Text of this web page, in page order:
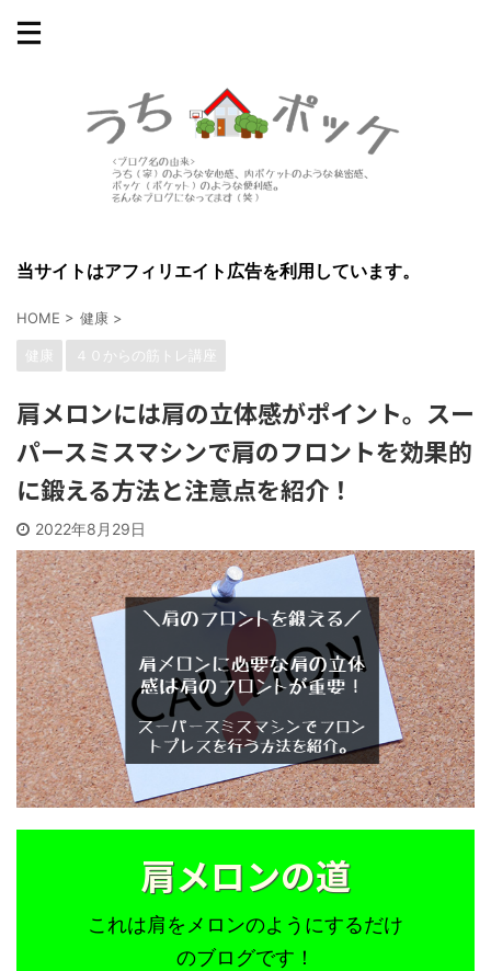
当サイトはアフィリエイト広告を利用しています。
HOME > 健康 >
健康 ４０からの筋トレ講座
肩メロンには肩の立体感がポイント。スー
パースミスマシンで肩のフロントを効果的
に鍛える方法と注意点を紹介！
2022年8月29日
肩メロンの道
これは肩をメロンのようにするだけ
のブログです！